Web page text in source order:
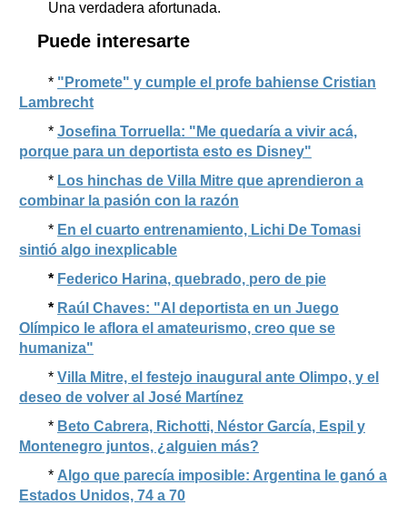
Una verdadera afortunada.
Puede interesarte
* "Promete" y cumple el profe bahiense Cristian
Lambrecht
* Josefina Torruella: "Me quedaría a vivir acá,
porque para un deportista esto es Disney"
* Los hinchas de Villa Mitre que aprendieron a
combinar la pasión con la razón
* En el cuarto entrenamiento, Lichi De Tomasi
sintió algo inexplicable
* Federico Harina, quebrado, pero de pie
* Raúl Chaves: "Al deportista en un Juego
Olímpico le aflora el amateurismo, creo que se
humaniza"
* Villa Mitre, el festejo inaugural ante Olimpo, y el
deseo de volver al José Martínez
* Beto Cabrera, Richotti, Néstor García, Espil y
Montenegro juntos, ¿alguien más?
* Algo que parecía imposible: Argentina le ganó a
Estados Unidos, 74 a 70